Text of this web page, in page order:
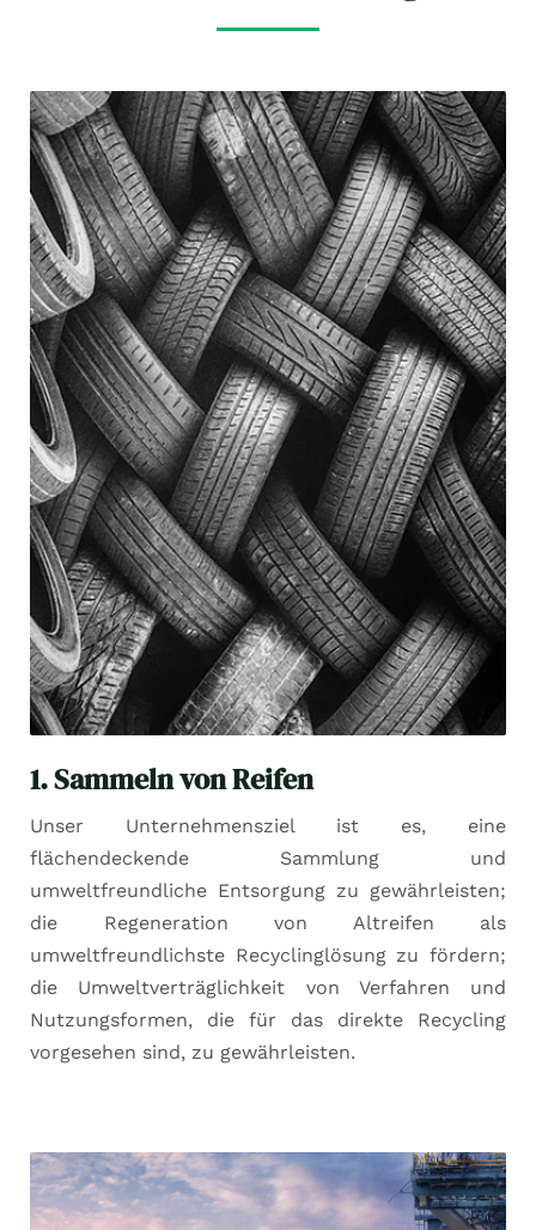
1. Sammeln von Reifen
Unser Unternehmensziel ist es, eine
flächendeckende Sammlung und
umweltfreundliche Entsorgung zu gewährleisten;
die Regeneration von Altreifen als
umweltfreundlichste Recyclinglösung zu fördern;
die Umweltverträglichkeit von Verfahren und
Nutzungsformen, die für das direkte Recycling
vorgesehen sind, zu gewährleisten.